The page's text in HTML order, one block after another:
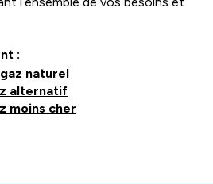
:
naturel
alternatif
moins cher